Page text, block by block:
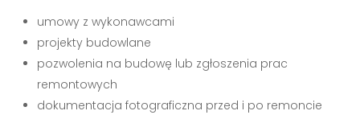
umowy z wykonawcami
projekty budowlane
pozwolenia na budowę lub zgłoszenia prac
remontowych
dokumentacja fotograficzna przed i po remoncie